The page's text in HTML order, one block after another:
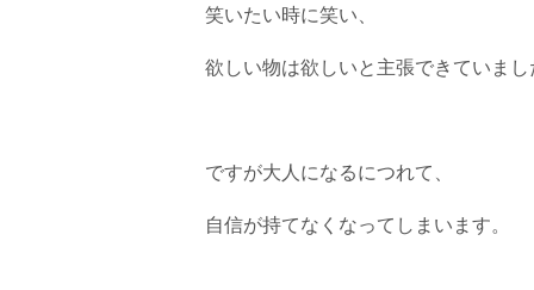
笑いたい時に笑い、
欲しい物は欲しいと主張できていまし
ですが大人になるにつれて、
自信が持てなくなってしまいます。